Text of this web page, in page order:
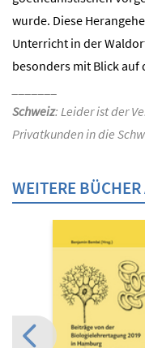
wurde. Diese
Unterricht in der
besonders mit Blick auf
Schweiz: Leider ist der
Privatkunden in die
WEITERE